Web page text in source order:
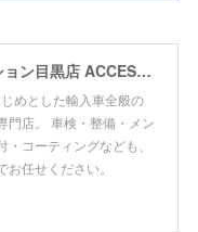
アクセスエボリューション目黒店 ACCESS EVOLUTION MEGURO
めとした輸入車全般の
門店。 車検・整備・メン
コーティングなども、
任せください。